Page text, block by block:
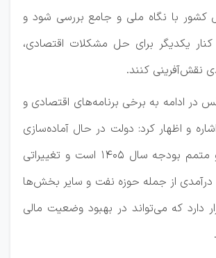
کشور با نگاه ملی و جامع بررسی شود و
یکدیگر برای حل مشکلات اقتصادی،
نقش‌آفرینی کنند.
در ادامه به برخی برنامه‌های اقتصادی و
و اظهار کرد: دولت در حال آماده‌سازی
لایحه اصلاحی و متمم بودجه سال ۱۴۰۵ است و تغییراتی
درآمدی از جمله حوزه نفت و سایر بخش‌ها
دارد که می‌تواند در بهبود وضعیت مالی